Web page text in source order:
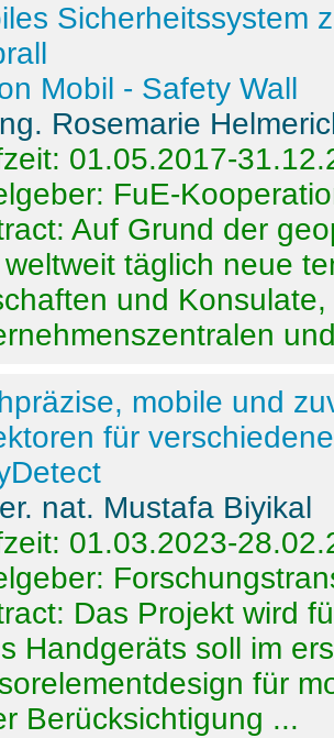
Sicherheitssystem
Mobil - Safety Wall
Rosemarie
01.05.2017-
FuE-
Auf Grund der
täglich neue
und
mobile und
für
nat. Mustafa Biyikal
01.03.2023-
Das Projekt wird
Handgeräts soll im
für
Berücksichtigung ...